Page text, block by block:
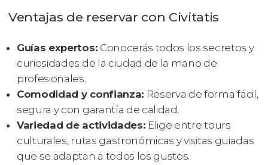
Ventajas de reservar con Civitatis
Guías expertos: Conocerás todos los secretos y
curiosidades de la ciudad de la mano de
profesionales.
Comodidad y confianza: Reserva de forma fácil,
segura y con garantía de calidad.
Variedad de actividades: Elige entre tours
culturales, rutas gastronómicas y visitas guiadas
que se adaptan a todos los gustos.